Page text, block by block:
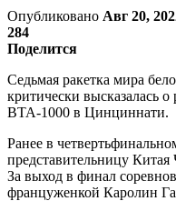
Опубликовано Авг 20,
284
Поделится
Седьмая ракетка мира
критически высказалась
ВТА-1000 в Цинциннати.
Ранее в
представительницу
За выход в финал
француженкой Каролин